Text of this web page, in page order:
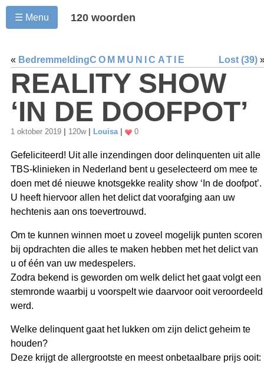
☰ Menu 120 woorden
« Bedremmelding Lost (39)
COMMUNICATIE
REALITY SHOW
‘IN DE DOOFPOT’
1 oktober 2019 120w Louisa 0
Gefeliciteerd! Uit alle inzendingen door delinquenten uit alle
TBS-klinieken in Nederland bent u geselecteerd om mee te
doen met dé nieuwe knotsgekke reality show ‘In de doofpot’.
U heeft hiervoor allen het delict dat voorafging aan uw
hechtenis aan ons toevertrouwd.
Om te kunnen winnen moet u zoveel mogelijk punten scoren
bij opdrachten die alles te maken hebben met het delict van
u of één van uw medespelers.
Zodra bekend is geworden om welk delict het gaat volgt een
stemronde waarbij u voorspelt wie daarvoor ooit veroordeeld
werd.
Welke delinquent gaat het lukken om zijn delict geheim te
houden?
Deze krijgt de allergrootste en meest onbetaalbare prijs ooit: